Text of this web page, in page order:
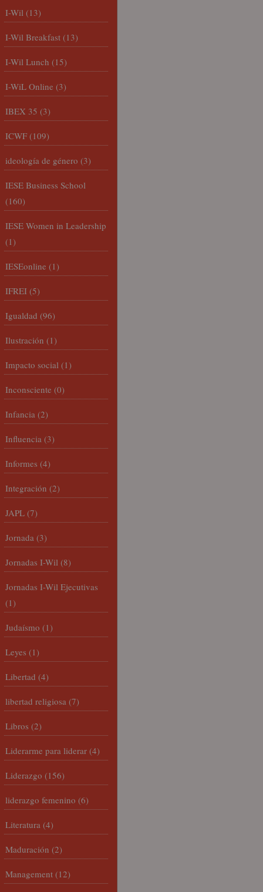
I-Wil (13)
I-Wil Breakfast (13)
I-Wil Lunch (15)
I-WiL Online (3)
IBEX 35 (3)
ICWF (109)
ideología de género (3)
IESE Business School
(160)
IESE Women in Leadership
(1)
IESEonline (1)
IFREI (5)
Igualdad (96)
Ilustración (1)
Impacto social (1)
Inconsciente (0)
Infancia (2)
Influencia (3)
Informes (4)
Integración (2)
JAPL (7)
Jornada (3)
Jornadas I-Wil (8)
Jornadas I-Wil Ejecutivas
(1)
Judaísmo (1)
Leyes (1)
Libertad (4)
libertad religiosa (7)
Libros (2)
Liderarme para liderar (4)
Liderazgo (156)
liderazgo femenino (6)
Literatura (4)
Maduración (2)
Management (12)